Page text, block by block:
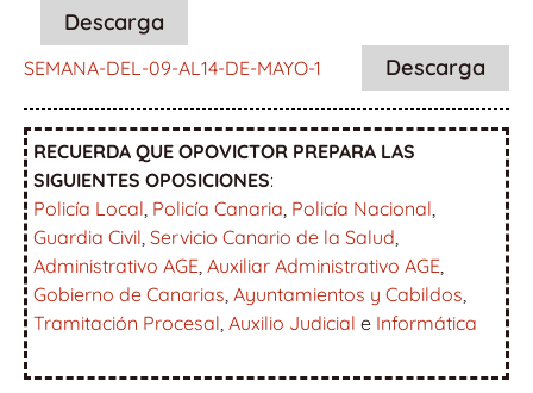
Descarga
SEMANA-DEL-09-AL14-DE-MAYO-1 Descarga
RECUERDA QUE OPOVICTOR PREPARA LAS
SIGUIENTES OPOSICIONES:
Policía Local, Policía Canaria, Policía Nacional,
Guardia Civil, Servicio Canario de la Salud,
Administrativo AGE, Auxiliar Administrativo AGE,
Gobierno de Canarias, Ayuntamientos y Cabildos,
Tramitación Procesal, Auxilio Judicial e Informática